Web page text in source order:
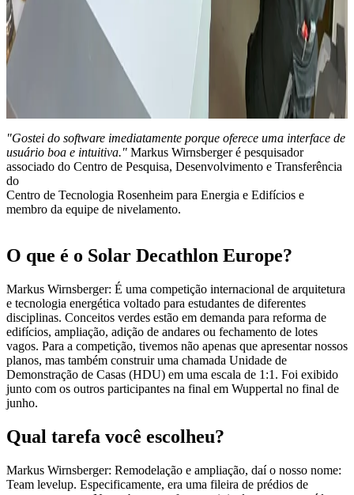
"Gostei do software imediatamente porque oferece uma interface de
usuário boa e intuitiva." Markus Wirnsberger é pesquisador
associado do Centro de Pesquisa, Desenvolvimento e Transferência
do
Centro de Tecnologia Rosenheim para Energia e Edifícios e
membro da equipe de nivelamento.
O que é o Solar Decathlon Europe?
Markus Wirnsberger: É uma competição internacional de arquitetura
e tecnologia energética voltado para estudantes de diferentes
disciplinas. Conceitos verdes estão em demanda para reforma de
edifícios, ampliação, adição de andares ou fechamento de lotes
vagos. Para a competição, tivemos não apenas que apresentar nossos
planos, mas também construir uma chamada Unidade de
Demonstração de Casas (HDU) em uma escala de 1:1. Foi exibido
junto com os outros participantes na final em Wuppertal no final de
junho.
Qual tarefa você escolheu?
Markus Wirnsberger: Remodelação e ampliação, daí o nosso nome:
Team levelup. Especificamente, era uma fileira de prédios de